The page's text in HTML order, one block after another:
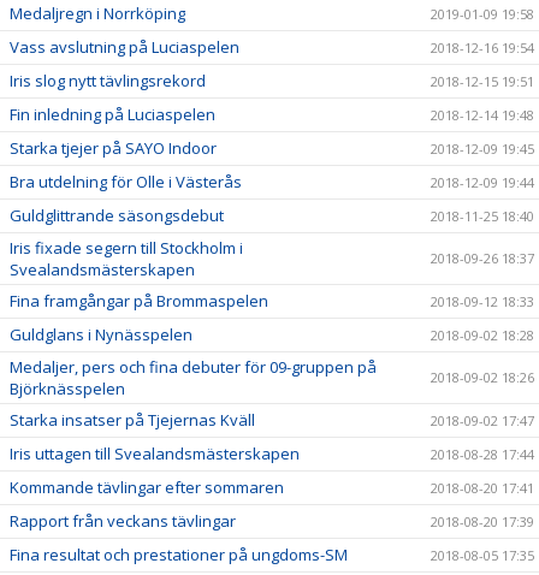
Medaljregn i Norrköping 2019-01-09 19:58
Vass avslutning på Luciaspelen 2018-12-16 19:54
Iris slog nytt tävlingsrekord 2018-12-15 19:51
Fin inledning på Luciaspelen 2018-12-14 19:48
Starka tjejer på SAYO Indoor 2018-12-09 19:45
Bra utdelning för Olle i Västerås 2018-12-09 19:44
Guldglittrande säsongsdebut 2018-11-25 18:40
Iris fixade segern till Stockholm i
Svealandsmästerskapen
2018-09-26 18:37
Fina framgångar på Brommaspelen 2018-09-12 18:33
Guldglans i Nynässpelen 2018-09-02 18:28
Medaljer, pers och fina debuter för 09-gruppen på
Björknässpelen
2018-09-02 18:26
Starka insatser på Tjejernas Kväll 2018-09-02 17:47
Iris uttagen till Svealandsmästerskapen 2018-08-28 17:44
Kommande tävlingar efter sommaren 2018-08-20 17:41
Rapport från veckans tävlingar 2018-08-20 17:39
Fina resultat och prestationer på ungdoms-SM 2018-08-05 17:35